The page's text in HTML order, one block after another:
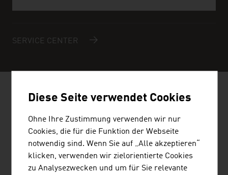
SERVICE CENTER
ÖSTERREICHISCHE FIRMEN -
ERNEUERBARE ENERGIEN
Diese Seite verwendet Cookies
Ohne Ihre Zustimmung verwenden wir nur
Cookies, die für die Funktion der Webseite
notwendig sind. Wenn Sie auf „Alle akzeptieren“
klicken, verwenden wir zielorientierte Cookies
zu Analysezwecken und um für Sie relevante